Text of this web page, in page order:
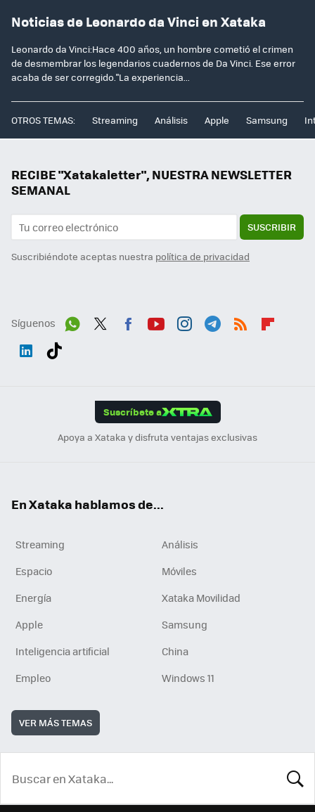
Noticias de Leonardo da Vinci en Xataka
Leonardo da Vinci:Hace 400 años, un hombre cometió el crimen
de desmembrar los legendarios cuadernos de Da Vinci. Ese error
acaba de ser corregido."La experiencia...
OTROS TEMAS: Streaming Análisis Apple Samsung
RECIBE "Xatakaletter", NUESTRA NEWSLETTER
SEMANAL
SUSCRIBIR
Suscribiéndote aceptas nuestra política de privacidad
Síguenos
Suscríbete a
Apoya a Xataka y disfruta ventajas exclusivas
En Xataka hablamos de...
Streaming
Análisis
Espacio
Móviles
Energía
Xataka Movilidad
Apple
Samsung
Inteligencia artificial
China
Empleo
Windows 11
VER MÁS TEMAS